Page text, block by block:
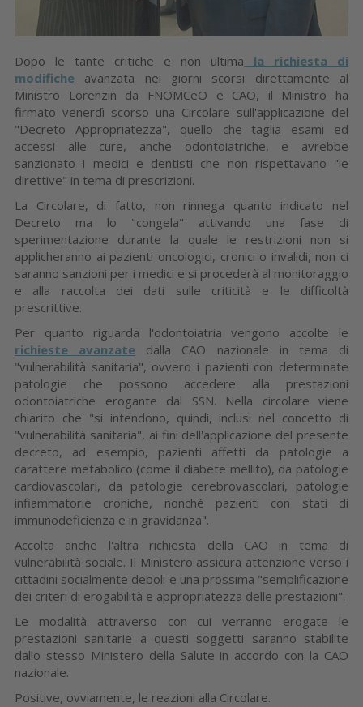
Dopo le tante critiche e non ultima la richiesta di
modifiche
avanzata nei giorni scorsi direttamente al
Ministro Lorenzin da FNOMCeO e CAO, il Ministro ha
firmato venerdì scorso una Circolare sull'applicazione del
"Decreto Appropriatezza", quello che taglia esami ed
accessi alle cure, anche odontoiatriche, e avrebbe
sanzionato i medici e dentisti che non rispettavano "le
direttive" in tema di prescrizioni.
La Circolare, di fatto, non rinnega quanto indicato nel
Decreto ma lo "congela" attivando una fase di
sperimentazione durante la quale le restrizioni non si
applicheranno ai pazienti oncologici, cronici o invalidi, non ci
saranno sanzioni per i medici e si procederà al monitoraggio
e alla raccolta dei dati sulle criticità e le difficoltà
prescrittive.
Per quanto riguarda l'odontoiatria vengono accolte le
richieste avanzate
dalla CAO nazionale in tema di
"vulnerabilità sanitaria", ovvero i pazienti con determinate
patologie che possono accedere alla prestazioni
odontoiatriche erogante dal SSN. Nella circolare viene
chiarito che "si intendono, quindi, inclusi nel concetto di
"vulnerabilità sanitaria", ai fini dell'applicazione del presente
decreto, ad esempio, pazienti affetti da patologie a
carattere metabolico (come il diabete mellito), da patologie
cardiovascolari, da patologie cerebrovascolari, patologie
infiammatorie croniche, nonché pazienti con stati di
immunodeficienza e in gravidanza".
Accolta anche l'altra richiesta della CAO in tema di
vulnerabilità sociale. Il Ministero assicura attenzione verso i
cittadini socialmente deboli e una prossima "semplificazione
dei criteri di erogabilità e appropriatezza delle prestazioni".
Le modalità attraverso con cui verranno erogate le
prestazioni sanitarie a questi soggetti saranno stabilite
dallo stesso Ministero della Salute in accordo con la CAO
nazionale.
Positive, ovviamente, le reazioni alla Circolare.